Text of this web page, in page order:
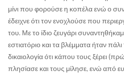
μίνι που φορούσε η κοπέλα ενώ ο
έδειχνε ότι τον ενοχλούσε που
του. Με το ίδιο ζευγάρι
εστιατόριο και τα βλέμματα ήταν
δικαιολογία ότι κάπου τους ξέρει
πλησίασε και τους μίλησε, ενώ από